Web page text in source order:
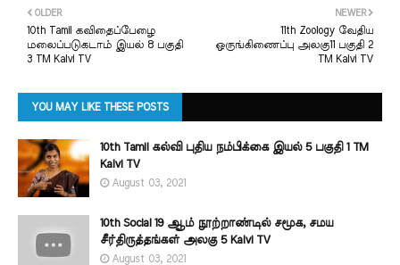
NEWER
11th Zoology வேதிய
ஒருங்கிணைப்பு அலகு11 பகுதி 2
TM Kalvi TV
OLDER
10th Tamil கவிதைப்பேழை
மலைப்படுகடாம் இயல் 8 பகுதி
3 TM Kalvi TV
YOU MAY LIKE THESE POSTS
10th Tamil கல்வி புதிய நம்பிக்கை இயல் 5 பகுதி 1 TM
Kalvi TV
August 03, 2021
10th Social 19 ஆம் நூற்றாண்டில் சமூக, சமய
சீர்திருத்தங்கள் அலகு 5 Kalvi TV
August 03, 2021